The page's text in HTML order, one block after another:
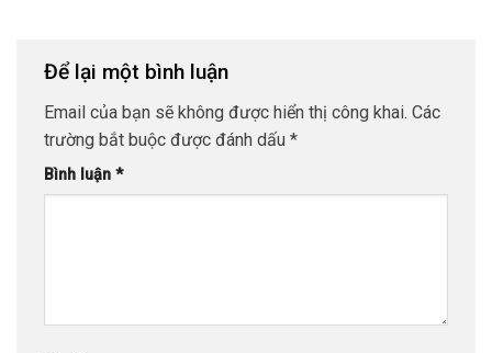
Để lại một bình luận
Email của bạn sẽ không được hiển thị công khai. Các
trường bắt buộc được đánh dấu *
Bình luận *